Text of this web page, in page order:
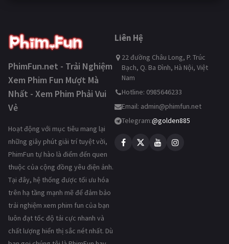
PhimFun.net - Trải Nghiệm
Xem Phim Fun Mượt Mà
Nhất - Xem Phim Phải Vui
Vẻ
Hoạt động với mục tiêu mang lại
những giây phút giải trí tuyệt vời,
PhimFun tự hào là điểm đến quen
thuộc của cộng đồng yêu điện ảnh.
Tại đây, hệ thống được tối ưu hóa
trên hạ tầng mạnh mẽ để đảm bảo
trải nghiệm xem phim fun của bạn
luôn đạt tốc độ tải cực nhanh và
chất lượng hiển thị sắc nét nhất. Dù
Liên Hệ
22 đường Châu Long, P. Trúc
Bạch, Q. Ba Đình, Hà Nội, Việt
Nam
Hotline: 0985646233
Email: admin@phimfun.net
Telegram:@golden885